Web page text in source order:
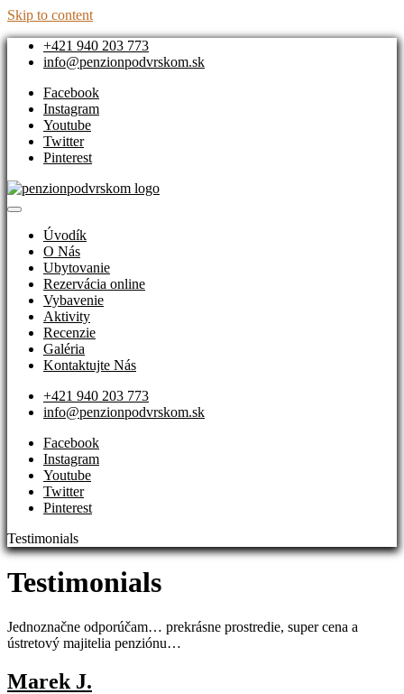
Skip to content
+421 940 203 773
info@penzionpodvrskom.sk
Facebook
Instagram
Youtube
Twitter
Pinterest
Úvodík
O Nás
Ubytovanie
Rezervácia online
Vybavenie
Aktivity
Recenzie
Galéria
Kontaktujte Nás
+421 940 203 773
info@penzionpodvrskom.sk
Facebook
Instagram
Youtube
Twitter
Pinterest
Testimonials
Testimonials
Jednoznačne odporúčam… prekrásne prostredie, super cena a
ústretový majitelia penziónu…
Marek J.